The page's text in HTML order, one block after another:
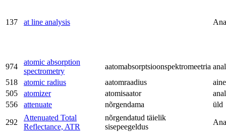
137 at line analysis
974
atomic absorption
spectrometry
aatomabsorptsioonspektromeetria
518
atomic radius aatomraadius
505
atomizer atomisaator
556
attenuate nõrgendama üld
292
Attenuated Total
Reflectance, ATR
nõrgendatud täielik
sisepeegeldus